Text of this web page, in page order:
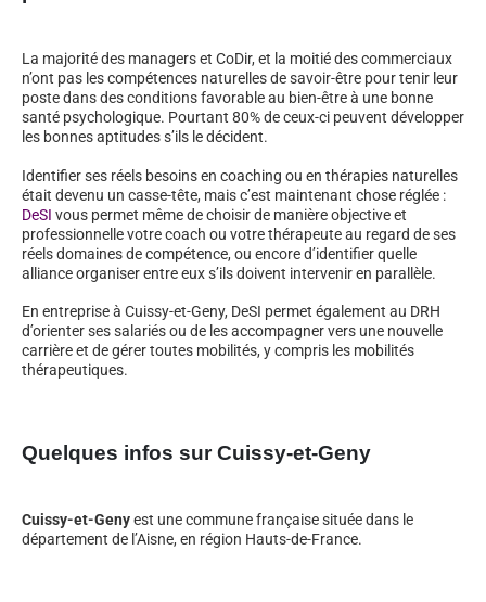
La majorité des managers et CoDir, et la moitié des commerciaux
n’ont pas les compétences naturelles de savoir-être pour tenir leur
poste dans des conditions favorable au bien-être à une bonne
santé psychologique. Pourtant 80% de ceux-ci peuvent développer
les bonnes aptitudes s’ils le décident.
Identifier ses réels besoins en coaching ou en thérapies naturelles
était devenu un casse-tête, mais c’est maintenant chose réglée :
DeSI vous permet même de choisir de manière objective et
professionnelle votre coach ou votre thérapeute au regard de ses
réels domaines de compétence, ou encore d’identifier quelle
alliance organiser entre eux s’ils doivent intervenir en parallèle.
En entreprise à Cuissy-et-Geny, DeSI permet également au DRH
d’orienter ses salariés ou de les accompagner vers une nouvelle
carrière et de gérer toutes mobilités, y compris les mobilités
thérapeutiques.
Quelques infos sur Cuissy-et-Geny
Cuissy-et-Genyest une commune française située dans le
département de l’Aisne, en région Hauts-de-France.